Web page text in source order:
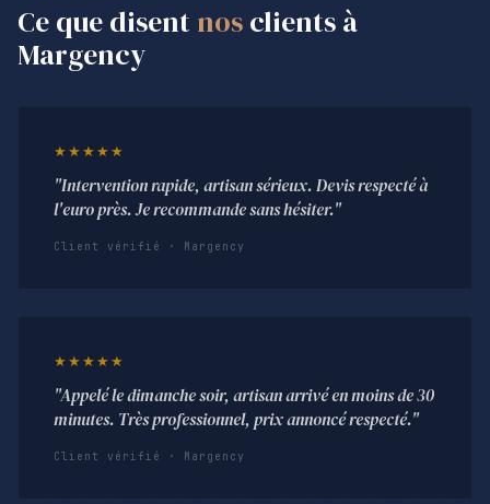
Ce que disent nosclients à
Margency
★★★★★
"Intervention rapide, artisan sérieux. Devis respecté à
l'euro près. Je recommande sans hésiter."
Client vérifié · Margency
★★★★★
"Appelé le dimanche soir, artisan arrivé en moins de 30
minutes. Très professionnel, prix annoncé respecté."
Client vérifié · Margency